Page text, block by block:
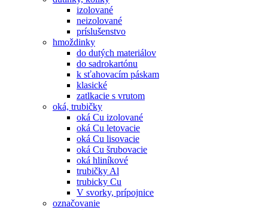
izolované
neizolované
príslušenstvo
hmoždinky
do dutých materiálov
do sadrokartónu
k sťahovacím páskam
klasické
zatlkacie s vrutom
oká, trubičky
oká Cu izolované
oká Cu letovacie
oká Cu lisovacie
oká Cu šrubovacie
oká hliníkové
trubičky Al
trubicky Cu
V svorky, prípojnice
označovanie